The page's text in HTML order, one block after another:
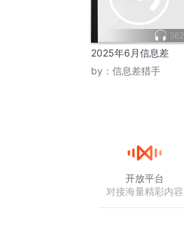
362
2025年6月信息差
by： 信息差猎手
开放平台
对接海量精彩内容